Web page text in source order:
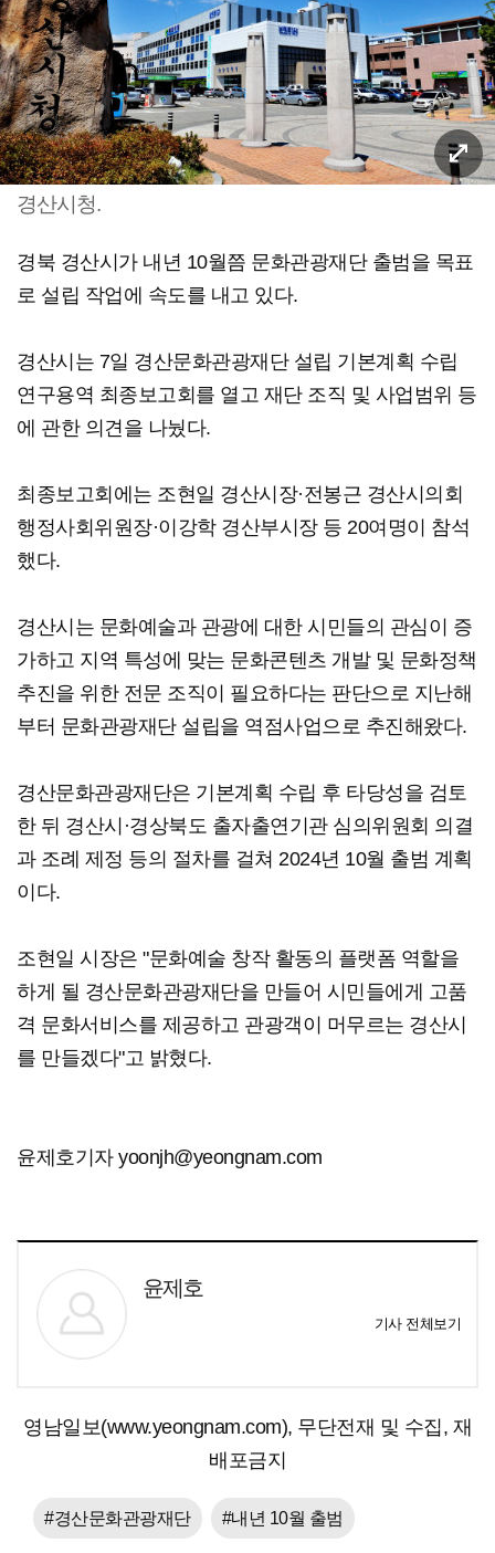
경산시청.
경북 경산시가 내년 10월쯤 문화관광재단 출범을 목표
로 설립 작업에 속도를 내고 있다.
경산시는 7일 경산문화관광재단 설립 기본계획 수립
연구용역 최종보고회를 열고 재단 조직 및 사업범위 등
에 관한 의견을 나눴다.
최종보고회에는 조현일 경산시장·전봉근 경산시의회
행정사회위원장·이강학 경산부시장 등 20여명이 참석
했다.
경산시는 문화예술과 관광에 대한 시민들의 관심이 증
가하고 지역 특성에 맞는 문화콘텐츠 개발 및 문화정책
추진을 위한 전문 조직이 필요하다는 판단으로 지난해
부터 문화관광재단 설립을 역점사업으로 추진해왔다.
경산문화관광재단은 기본계획 수립 후 타당성을 검토
한 뒤 경산시·경상북도 출자출연기관 심의위원회 의결
과 조례 제정 등의 절차를 걸쳐 2024년 10월 출범 계획
이다.
조현일 시장은 "문화예술 창작 활동의 플랫폼 역할을
하게 될 경산문화관광재단을 만들어 시민들에게 고품
격 문화서비스를 제공하고 관광객이 머무르는 경산시
를 만들겠다"고 밝혔다.
윤제호기자 yoonjh@yeongnam.com
윤제호
기사 전체보기
영남일보(www.yeongnam.com), 무단전재 및 수집, 재
배포금지
#경산문화관광재단 #내년 10월 출범